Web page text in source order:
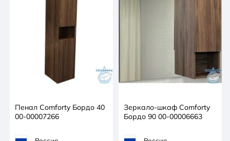
Пенал Comforty Бордо 40
00-00007266
Зеркало-шкаф Comforty
Бордо 90 00-00006663